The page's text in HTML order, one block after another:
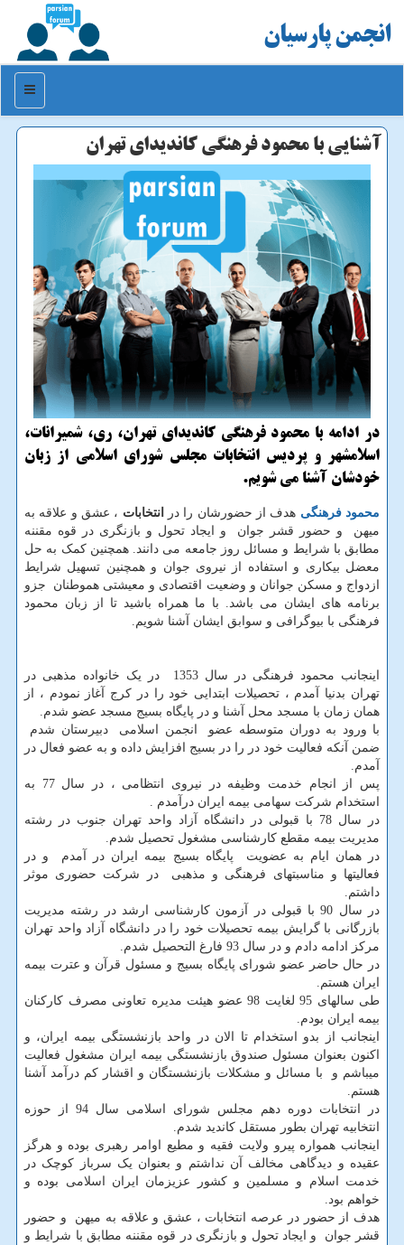
انجمن پارسیان
منو
آشنایی با محمود فرهنگی كاندیدای تهران
در ادامه با محمود فرهنگی كاندیدای تهران، ری، شمیرانات،
اسلامشهر و پردیس انتخابات مجلس شورای اسلامی از زبان
خودشان آشنا می شویم.
محمود فرهنگی هدف از حضورشان را در انتخابات ، عشق و علاقه به
میهن و حضور قشر جوان و ایجاد تحول و بازنگری در قوه مقننه
مطابق با شرایط و مسائل روز جامعه می دانند. همچنین کمک به حل
معضل بیکاری و استفاده از نیروی جوان و همچنین تسهیل شرایط
ازدواج و مسکن جوانان و وضعیت اقتصادی و معیشتی هموطنان جزو
برنامه های ایشان می باشد. با ما همراه باشید تا از زبان محمود
فرهنگی با بیوگرافی و سوابق ایشان آشنا شویم.
اینجانب محمود فرهنگی در سال 1353 در یک خانواده مذهبی در
تهران بدنیا آمدم ، تحصیلات ابتدایی خود را در کرج آغاز نمودم ، از
همان زمان با مسجد محل آشنا و در پایگاه بسیج مسجد عضو شدم.
با ورود به دوران متوسطه عضو انجمن اسلامی دبیرستان شدم
ضمن آنکه فعالیت خود در را در بسیج افزایش داده و به عضو فعال در
آمدم.
پس از انجام خدمت وظیفه در نیروی انتظامی ، در سال 77 به
استخدام شرکت سهامی بیمه ایران درآمدم .
در سال 78 با قبولی در دانشگاه آزاد واحد تهران جنوب در رشته
مدیریت بیمه مقطع کارشناسی مشغول تحصیل شدم.
در همان ایام به عضویت پایگاه بسیج بیمه ایران در آمدم و در
فعالیتها و مناسبتهای فرهنگی و مذهبی در شرکت حضوری موثر
داشتم.
در سال 90 با قبولی در آزمون کارشناسی ارشد در رشته مدیریت
بازرگانی با گرایش بیمه تحصیلات خود را در دانشگاه آزاد واحد تهران
مرکز ادامه دادم و در سال 93 فارغ التحصیل شدم.
در حال حاضر عضو شورای پایگاه بسیج و مسئول قرآن و عترت بیمه
ایران هستم.
طی سالهای 95 لغایت 98 عضو هیئت مدیره تعاونی مصرف کارکنان
بیمه ایران بودم.
اینجانب از بدو استخدام تا الان در واحد بازنشستگی بیمه ایران، و
اکنون بعنوان مسئول صندوق بازنشستگی بیمه ایران مشغول فعالیت
میباشم و با مسائل و مشکلات بازنشستگان و اقشار کم درآمد آشنا
هستم.
در انتخابات دوره دهم مجلس شورای اسلامی سال 94 از حوزه
انتخابیه تهران بطور مستقل کاندید شدم.
اینجانب همواره پیرو ولایت فقیه و مطیع اوامر رهبری بوده و هرگز
عقیده و دیدگاهی مخالف آن نداشتم و بعنوان یک سرباز کوچک در
خدمت اسلام و مسلمین و کشور عزیزمان ایران اسلامی بوده و
خواهم بود.
هدف از حضور در عرصه انتخابات ، عشق و علاقه به میهن و حضور
قشر جوان و ایجاد تحول و بازنگری در قوه مقننه مطابق با شرایط و